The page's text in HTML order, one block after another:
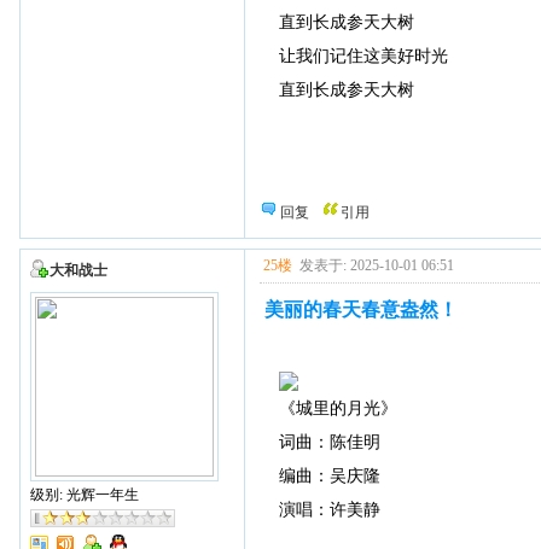
直到长成参天大树
让我们记住这美好时光
直到长成参天大树
回复 引用
大和战士
级别: 光辉一年生
25楼 发表于: 2025-10-01 06:51
美丽的春天春意盎然！
《城里的月光》
词曲：陈佳明
编曲：吴庆隆
演唱：许美静